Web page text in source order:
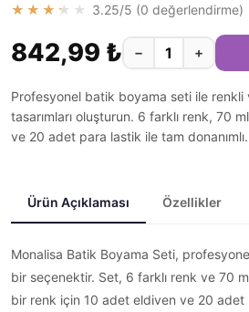
★★★★★ 3.25/5 (0 değerlendirme)
842,99 ₺ − +
Profesyonel batik boyama seti ile
tasarımları oluşturun. 6 farklı renk, 70
ve 20 adet para lastik ile tam donanımlı.
Ürün Açıklaması Özellikler
Monalisa Batik Boyama Seti,
bir seçenektir. Set, 6 farklı renk ve 70
bir renk için 10 adet eldiven ve 20 adet